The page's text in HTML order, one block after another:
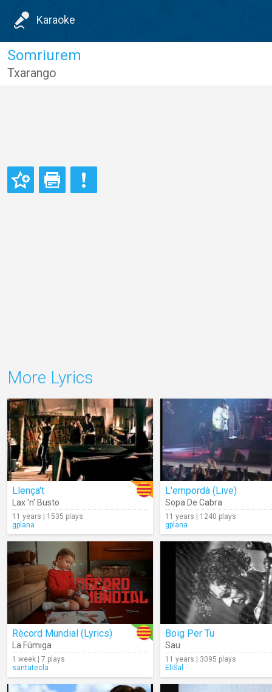
Karaoke
Somriurem
Txarango
More Lyrics
Llença't
Lax 'n' Busto
11 years | 1535 plays
gplana
L'empordà (Live)
Sopa De Cabra
11 years | 1240 plays
gplana
Rècord Mundial (Lyrics)
La Fúmiga
1 week | 7 plays
santatecla
Boig Per Tu
Sau
11 years | 3095 plays
EliSal